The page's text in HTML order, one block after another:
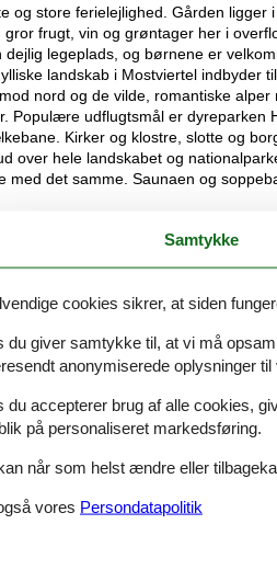
og store ferielejlighed. Gården
frugt, vin og grøntager her i
legeplads, og børnene er
landskab i Mostviertel indbyder
nord og de vilde, romantiske
Populære udflugtsmål er dyreparken
Kirker og klostre, slotte og
over hele landskabet og
med det samme. Saunaen og
Samtykke
cookies sikrer, at siden
du giver samtykke til, at vi må
anonymiserede oplysninger
du accepterer brug af alle cookies,
på personaliseret markedsføring.
når som helst ændre eller
vores Persondatapolitik